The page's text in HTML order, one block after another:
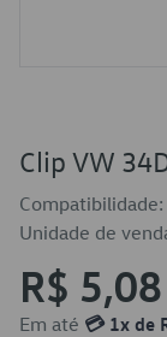
Clip VW
Compatibilidade:
Unidade de
R$ 5,08
Em até 💳 1x de